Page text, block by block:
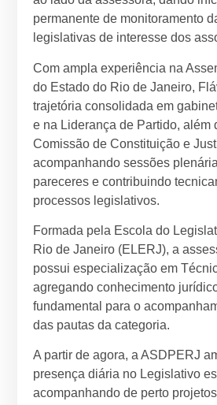
permanente de monitoramento
legislativas de interesse dos
Com ampla experiência na
do Estado do Rio de Janeiro,
trajetória consolidada em
e na Liderança de Partido, além
Comissão de Constituição e
acompanhando sessões
pareceres e contribuindo
processos legislativos.
Formada pela Escola do
Rio de Janeiro (ELERJ), a
possui especialização em
agregando conhecimento
fundamental para o
das pautas da categoria.
A partir de agora, a ASDPERJ
presença diária no Legislativo
acompanhando de perto